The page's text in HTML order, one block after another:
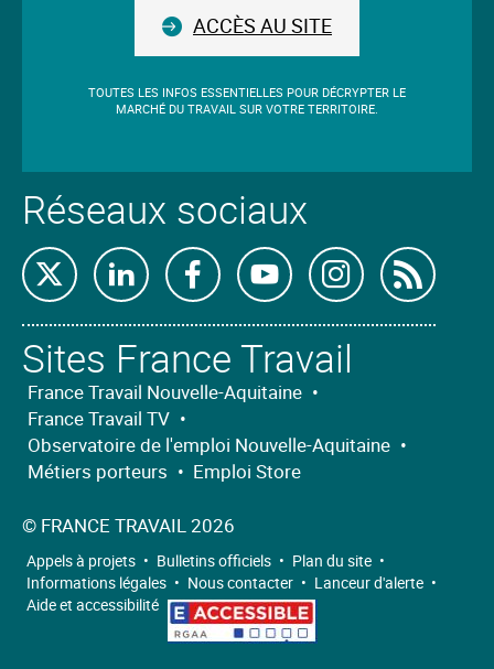
ACCÈS AU SITE
TOUTES LES INFOS ESSENTIELLES POUR DÉCRYPTER LE
MARCHÉ DU TRAVAIL SUR VOTRE TERRITOIRE.
Réseaux sociaux
Retrouvez-
nous
sur
X
Retrouvez-
nous
sur
Linkedin
Retrouvez-
nous
sur
Facebook
Retrouvez-
nous
sur
Youtube
Retrouvez-
nous nous
Sites France Travail
France Travail Nouvelle-Aquitaine •
France Travail TV •
Observatoire de l'emploi Nouvelle-Aquitaine •
Métiers porteurs • Emploi Store
© FRANCE TRAVAIL 2026
Appels à projets • Bulletins officiels • Plan du site •
Informations légales • Nous contacter • Lanceur d'alerte •
Aide et accessibilité